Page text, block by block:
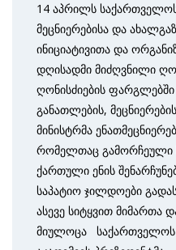
14 აპრილს
მეცნიერებისა და
ინიციატივითა და
დღისადმი მიძღვნილი
ღონისძიების
განათლების,
მინისტრმა
რომელთაც გამორჩეული
ქართული ენის
საპატიო ჯილდოები
ასევე სიტყვით მიმართა
მიულოცა საქართველოს